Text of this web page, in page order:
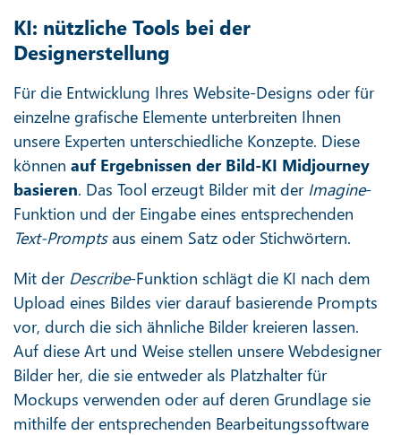
KI: nützliche Tools bei der
Designerstellung
Für die Entwicklung Ihres Website-Designs oder für
einzelne grafische Elemente unterbreiten Ihnen
unsere Experten unterschiedliche Konzepte. Diese
können auf Ergebnissen der Bild-KI Midjourney
basieren. Das Tool erzeugt Bilder mit der Imagine-
Funktion und der Eingabe eines entsprechenden
Text-Promptsaus einem Satz oder Stichwörtern.
Mit der Describe-Funktion schlägt die KI nach dem
Upload eines Bildes vier darauf basierende Prompts
vor, durch die sich ähnliche Bilder kreieren lassen.
Auf diese Art und Weise stellen unsere Webdesigner
Bilder her, die sie entweder als Platzhalter für
Mockups verwenden oder auf deren Grundlage sie
mithilfe der entsprechenden Bearbeitungssoftware